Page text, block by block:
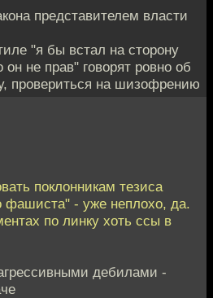
представителем власти
"я бы встал на сторону
не прав" говорят ровно об
провериться на шизофрению
поклонникам тезиса
фашиста" - уже неплохо, да.
по линку хоть ссы в
дебилами -